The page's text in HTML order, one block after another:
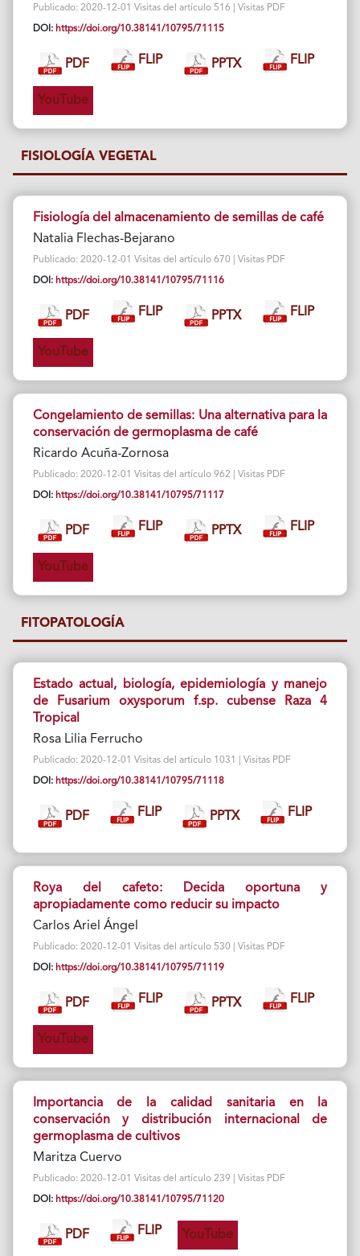
Publicado: 2020-12-01 Visitas del artículo 516 | Visitas PDF
DOI: https://doi.org/10.38141/10795/71115
PDF FLIP PPTX FLIP
YouTube
FISIOLOGÍA VEGETAL
Fisiología del almacenamiento de semillas de café
Natalia Flechas-Bejarano
Publicado: 2020-12-01 Visitas del artículo 670 | Visitas PDF
DOI: https://doi.org/10.38141/10795/71116
PDF FLIP PPTX FLIP
YouTube
Congelamiento de semillas: Una alternativa para la
conservación de germoplasma de café
Ricardo Acuña-Zornosa
Publicado: 2020-12-01 Visitas del artículo 962 | Visitas PDF
DOI: https://doi.org/10.38141/10795/71117
PDF FLIP PPTX FLIP
YouTube
FITOPATOLOGÍA
Estado actual, biología, epidemiología y manejo
de Fusarium oxysporum f.sp. cubense Raza 4
Tropical
Rosa Lilia Ferrucho
Publicado: 2020-12-01 Visitas del artículo 1031 | Visitas PDF
DOI: https://doi.org/10.38141/10795/71118
PDF FLIP PPTX FLIP
Roya del cafeto: Decida oportuna y
apropiadamente como reducir su impacto
Carlos Ariel Ángel
Publicado: 2020-12-01 Visitas del artículo 530 | Visitas PDF
DOI: https://doi.org/10.38141/10795/71119
PDF FLIP PPTX FLIP
YouTube
Importancia de la calidad sanitaria en la
conservación y distribución internacional de
germoplasma de cultivos
Maritza Cuervo
Publicado: 2020-12-01 Visitas del artículo 239 | Visitas PDF
DOI: https://doi.org/10.38141/10795/71120
PDF FLIP YouTube